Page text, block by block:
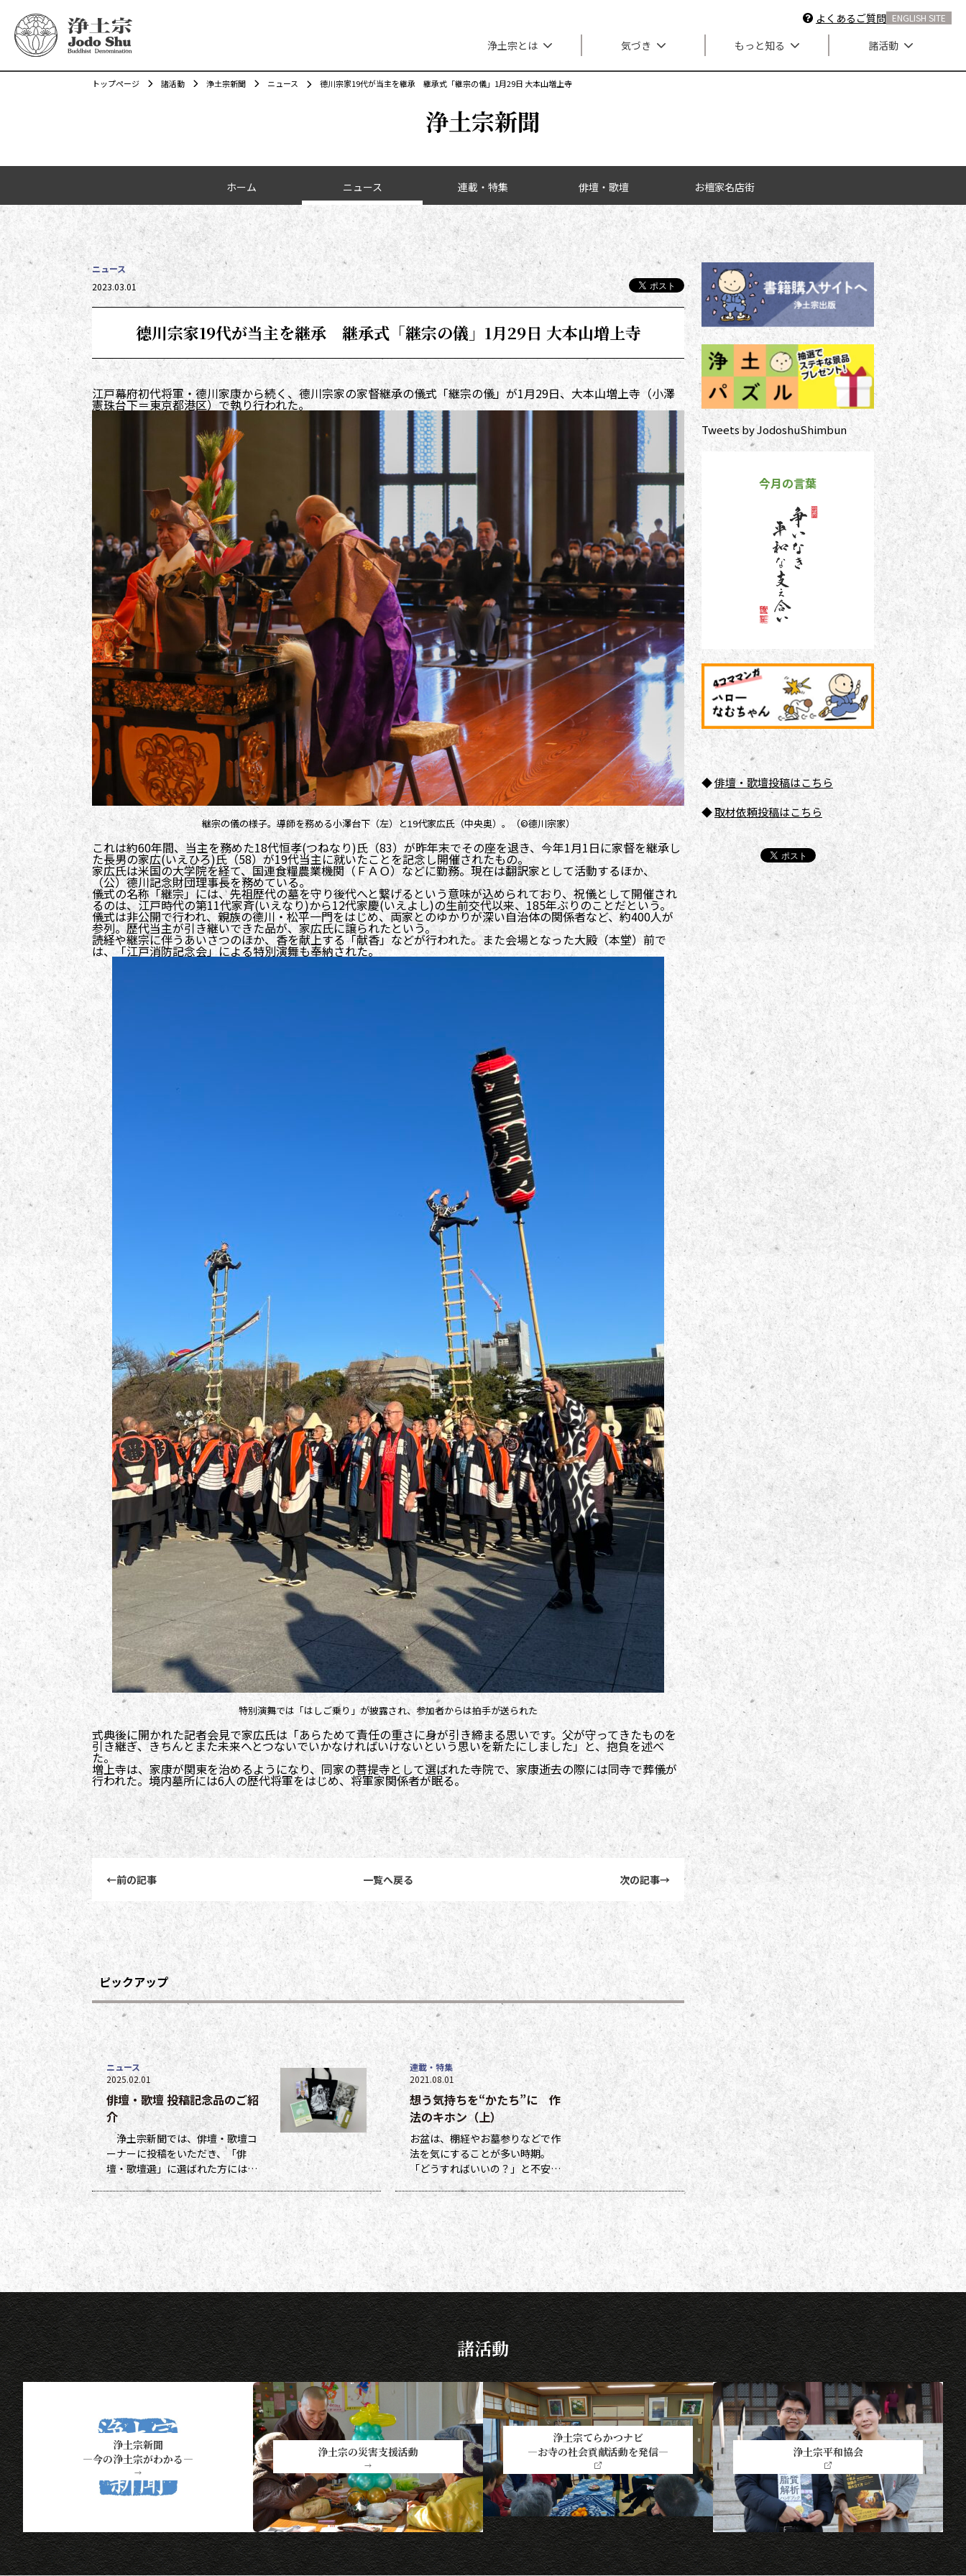
よくあるご質問 ENGLISH SITE
メインナビゲーション
浄土宗とは 気づき もっと知る 諸活動
浄土宗新聞
トップページ 諸活動 浄土宗新聞 ニュース 德川宗家19代が当主を継承 継承式「継宗の儀」1月29日 大本山増上寺
ホーム ニュース 連載・特集 俳壇・歌壇 お檀家名店街
德川宗家19代が当主を継承 継承式「継宗の儀」1月29日 大本山増上寺
ニュース
投稿日時
2023.03.01
江戸幕府初代将軍・德川家康から続く、德川宗家の家督継承の儀式「継宗の儀」が1月29日、大本山増上寺（小澤
憲珠台下＝東京都港区）で執り行われた。
継宗の儀の様子。導師を務める小澤台下（左）と19代家広氏（中央奥）。（©德川宗家）
これは約60年間、当主を務めた18代恒孝(つねなり)氏（83）が昨年末でその座を退き、今年1月1日に家督を継承し
た長男の家広(いえひろ)氏（58）が19代当主に就いたことを記念し開催されたもの。
家広氏は米国の大学院を経て、国連食糧農業機関（ＦＡＯ）などに勤務。現在は翻訳家として活動するほか、
（公）德川記念財団理事長を務めている。
儀式の名称「継宗」には、先祖歴代の墓を守り後代へと繋げるという意味が込められており、祝儀として開催され
るのは、江戸時代の第11代家斉(いえなり)から12代家慶(いえよし)の生前交代以来、185年ぶりのことだという。
儀式は非公開で行われ、親族の德川・松平一門をはじめ、両家とのゆかりが深い自治体の関係者など、約400人が
参列。歴代当主が引き継いできた品が、家広氏に譲られたという。
読経や継宗に伴うあいさつのほか、香を献上する「献香」などが行われた。また会場となった大殿（本堂）前で
は、「江戸消防記念会」による特別演舞も奉納された。
特別演舞では「はしご乗り」が披露され、参加者からは拍手が送られた
式典後に開かれた記者会見で家広氏は「あらためて責任の重さに身が引き締まる思いです。父が守ってきたものを
引き継ぎ、きちんとまた未来へとつないでいかなければいけないという思いを新たにしました」と、抱負を述べ
た。
増上寺は、家康が関東を治めるようになり、同家の菩提寺として選ばれた寺院で、家康逝去の際には同寺で葬儀が
行われた。境内墓所には6人の歴代将軍をはじめ、将軍家関係者が眠る。
←前の記事 一覧へ戻る 次の記事→
ピックアップ
俳壇・歌壇 投稿記念品のご紹
介
浄土宗新聞では、俳壇・歌壇コ
ーナーに投稿をいただき、「俳
壇・歌壇選」に選ばれた方には５
ポイント、他掲載になった方には
１ポイントを贈呈しています。ポ
イントは貯まった数に応じて、浄
土宗新聞オリジナルグッズなどの
景品と交換できます（交換・発送
は下記一覧表通知のタイミングに
なります）。 ポイント保有者の
方には、半年に一度、ポイント数
とともに記念品一覧表を送付いた
し
ニュース
2025.02.01
想う気持ちを“かたち”に 作
法のキホン（上）
お盆は、棚経やお墓参りなどで作
法を気にすることが多い時期。
「どうすればいいの？」と不安に
なる方も多いのではないでしょう
か。作法ばかり気にしていては、
ご先祖さまやご本尊さまとしっか
りと向き合えません。今号から２
回にわたって紹介する浄土宗の作
法の基本をおさえ、大切な方と向
き合い、よりよい時間を過ごしま
しょう。 袈裟のつけ方 お参りや法
要の時に、ぜひ身に着けていた
連載・特集
2021.08.01
Tweets by JodoshuShimbun
今月の言葉
◆俳壇・歌壇投稿はこちら
◆取材依頼投稿はこちら
諸活動
浄土宗新聞
―今の浄土宗がわかる―
→
浄土宗の災害支援活動
→
浄土宗てらかつナビ
―お寺の社会貢献活動を発信―
浄土宗平和協会